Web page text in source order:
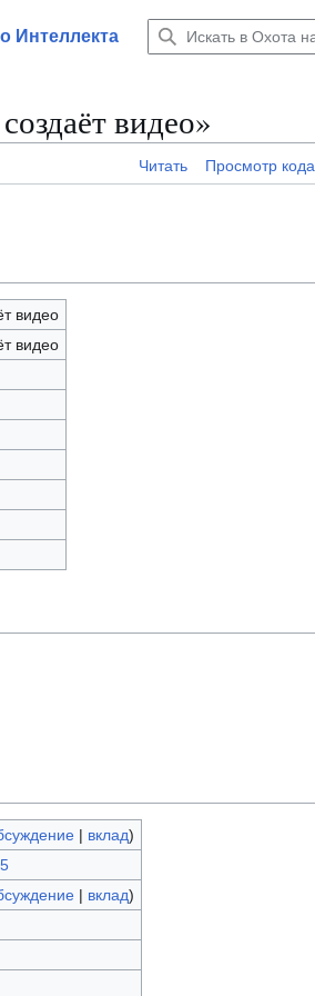
Интеллекта
видео»
Читать Просмотр кода
видео
видео
| вклад)
| вклад)